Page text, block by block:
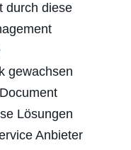
durch diese
gewachsen
Lösungen
Anbieter